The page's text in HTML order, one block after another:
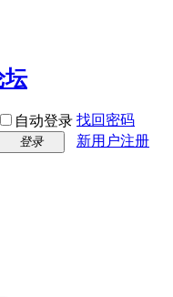
自动登录 找回密码
登录
新用户注册